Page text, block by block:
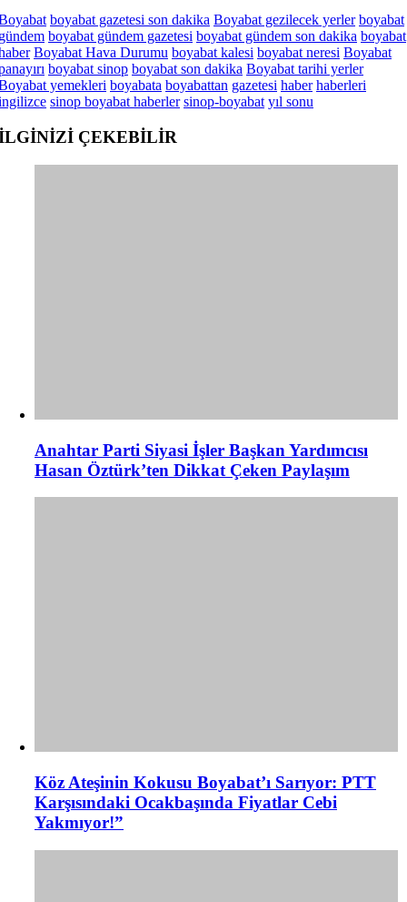
boyabat gazetesi son dakika Boyabat gezilecek yerler boyabat
boyabat gündem gazetesi boyabat gündem son dakika boyabat
Boyabat Hava Durumu boyabat kalesi boyabat neresi Boyabat
boyabat sinop boyabat son dakika Boyabat tarihi yerler
yemekleri boyabata boyabattan gazetesi haber haberleri
sinop boyabat haberler sinop-boyabat yıl sonu
ÇEKEBİLİR
Anahtar Parti Siyasi İşler Başkan Yardımcısı
Hasan Öztürk’ten Dikkat Çeken Paylaşım
Köz Ateşinin Kokusu Boyabat’ı Sarıyor: PTT
Karşısındaki Ocakbaşında Fiyatlar Cebi
Yakmıyor!”